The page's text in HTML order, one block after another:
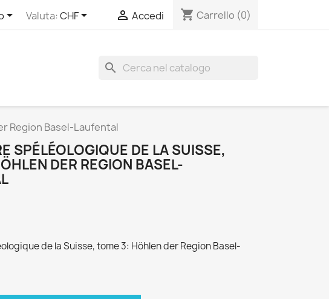
 Valuta:CHF  Accedi shopping_cart Carrello (0)
search
Region Basel-Laufental
SPÉLÉOLOGIQUE DE LA SUISSE,
DER REGION BASEL-
de la Suisse, tome 3: Höhlen der Region Basel-